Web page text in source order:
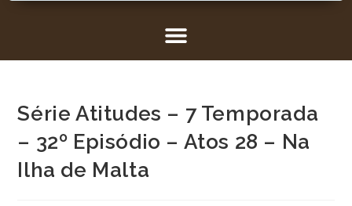
Série Atitudes – 7 Temporada
– 32º Episódio – Atos 28 – Na
Ilha de Malta